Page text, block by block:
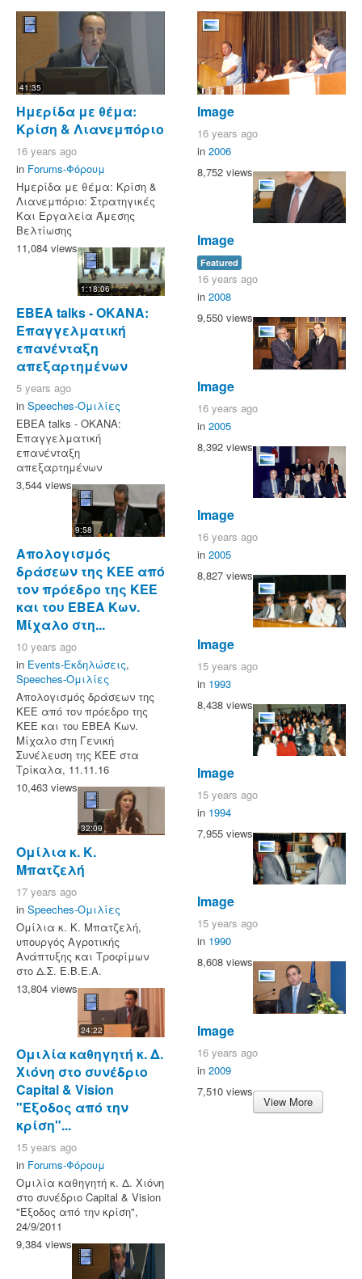
41:35
Ημερίδα με θέμα:
Κρίση & Λιανεμπόριο
16 years ago
in Forums-Φόρουμ
Ημερίδα με θέμα: Κρίση &
Λιανεμπόριο: Στρατηγικές
Και Εργαλεία Άμεσης
Βελτίωσης
11,084 views
1:18:06
EBEA talks - OKANA:
Επαγγελματική
επανένταξη
απεξαρτημένων
5 years ago
in Speeches-Ομιλίες
EBEA talks - OKANA:
Επαγγελματική
επανένταξη
απεξαρτημένων
3,544 views
9:58
Απολογισμός
δράσεων της ΚΕΕ από
τον πρόεδρο της ΚΕΕ
και του ΕΒΕΑ Κων.
Μίχαλο στη...
10 years ago
in Events-Εκδηλώσεις,
Speeches-Ομιλίες
Απολογισμός δράσεων της
ΚΕΕ από τον πρόεδρο της
ΚΕΕ και του ΕΒΕΑ Κων.
Μίχαλο στη Γενική
Συνέλευση της ΚΕΕ στα
Τρίκαλα, 11.11.16
10,463 views
32:09
Ομίλια κ. Κ.
Μπατζελή
17 years ago
in Speeches-Ομιλίες
Ομίλια κ. Κ. Μπατζελή,
υπουργός Αγροτικής
Ανάπτυξης και Τροφίμων
στο Δ.Σ. Ε.Β.Ε.Α.
13,804 views
24:22
Ομιλία καθηγητή κ. Δ.
Χιόνη στο συνέδριο
Capital & Vision
"Έξοδος από την
κρίση"...
15 years ago
in Forums-Φόρουμ
Ομιλία καθηγητή κ. Δ. Χιόνη
στο συνέδριο Capital & Vision
"Έξοδος από την κρίση",
24/9/2011
9,384 views
Image
16 years ago
in 2006
8,752 views
Image
Featured
16 years ago
in 2008
9,550 views
Image
16 years ago
in 2005
8,392 views
Image
16 years ago
in 2005
8,827 views
Image
15 years ago
in 1993
8,438 views
Image
15 years ago
in 1994
7,955 views
Image
15 years ago
in 1990
8,608 views
Image
16 years ago
in 2009
7,510 views
View More